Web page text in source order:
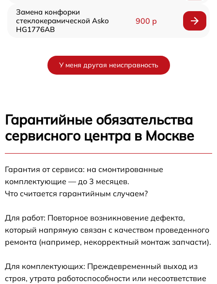
Замена конфорки
стеклокерамической Asko
HG1776AB
900 р
У меня другая неисправность
Гарантийные обязательства
сервисного центра в Москве
Гарантия от сервиса: на смонтированные
комплектующие — до 3 месяцев.
Что считается гарантийным случаем?
Для работ: Повторное возникновение дефекта,
который напрямую связан с качеством проведенного
ремонта (например, некорректный монтаж запчасти).
Для комплектующих: Преждевременный выход из
строя, утрата работоспособности или несоответствие